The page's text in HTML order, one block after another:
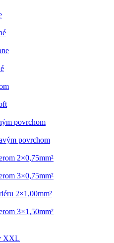
povrchom
povrchom
2×0,75mm²
3×0,75mm²
2×1,00mm²
3×1,50mm²
XXL